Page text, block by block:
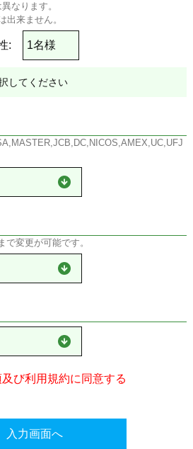
なります。
来ません。
:
してください
変更が可能です。
び利用規約に同意する